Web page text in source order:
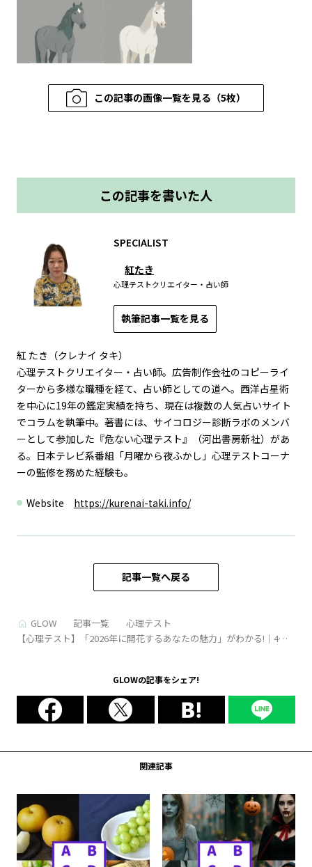
この記事の画像一覧を見る（5枚）
この記事を書いた人
SPECIALIST
紅たき
心理テストクリエイター・占い師
執筆記事一覧を見る
紅 たき（クレナイ タキ）
心理テストクリエイター・占い師。広告制作会社のコピーライ
ターから多様な職種を経て、占い師としての道へ。西洋占星術
を中心に19年の鑑定実績を持ち、現在は複数の人気占いサイト
でコラムを執筆中。著書には、サイコロジー診断ラボのメンバ
ーとして参加した『危ない心理テスト』（河出書房新社）があ
る。日本テレビ系番組「月曜から夜ふかし」心理テストコーナ
ーの監修を務めた経験も。
Website https://kurenai-taki.info/
記事一覧へ戻る
GLOW 記事一覧
心理テスト
【心理テスト】「2026年に開花するあなたの魅力」がわかる!｜4択
GLOWの記事をシェア!
関連記事